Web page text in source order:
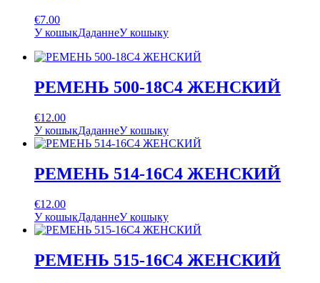
€7.00
У кошыкДаданнеУ кошыку
РЕМЕНЬ 500-18С4 ЖЕНСКИЙ
€12.00
У кошыкДаданнеУ кошыку
РЕМЕНЬ 514-16С4 ЖЕНСКИЙ
€12.00
У кошыкДаданнеУ кошыку
РЕМЕНЬ 515-16С4 ЖЕНСКИЙ